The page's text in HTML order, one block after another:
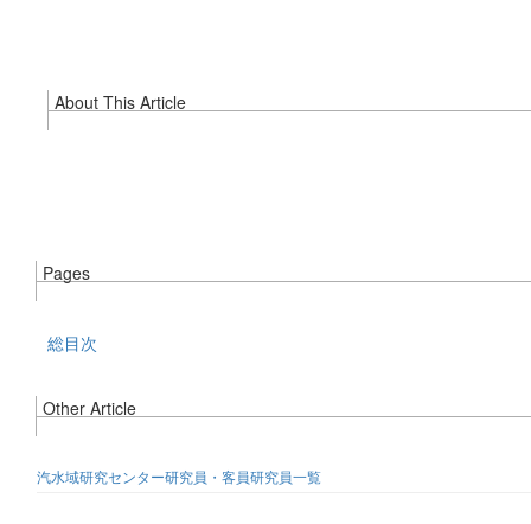
About This Article
Pages
総目次
Other Article
汽水域研究センター研究員・客員研究員一覧